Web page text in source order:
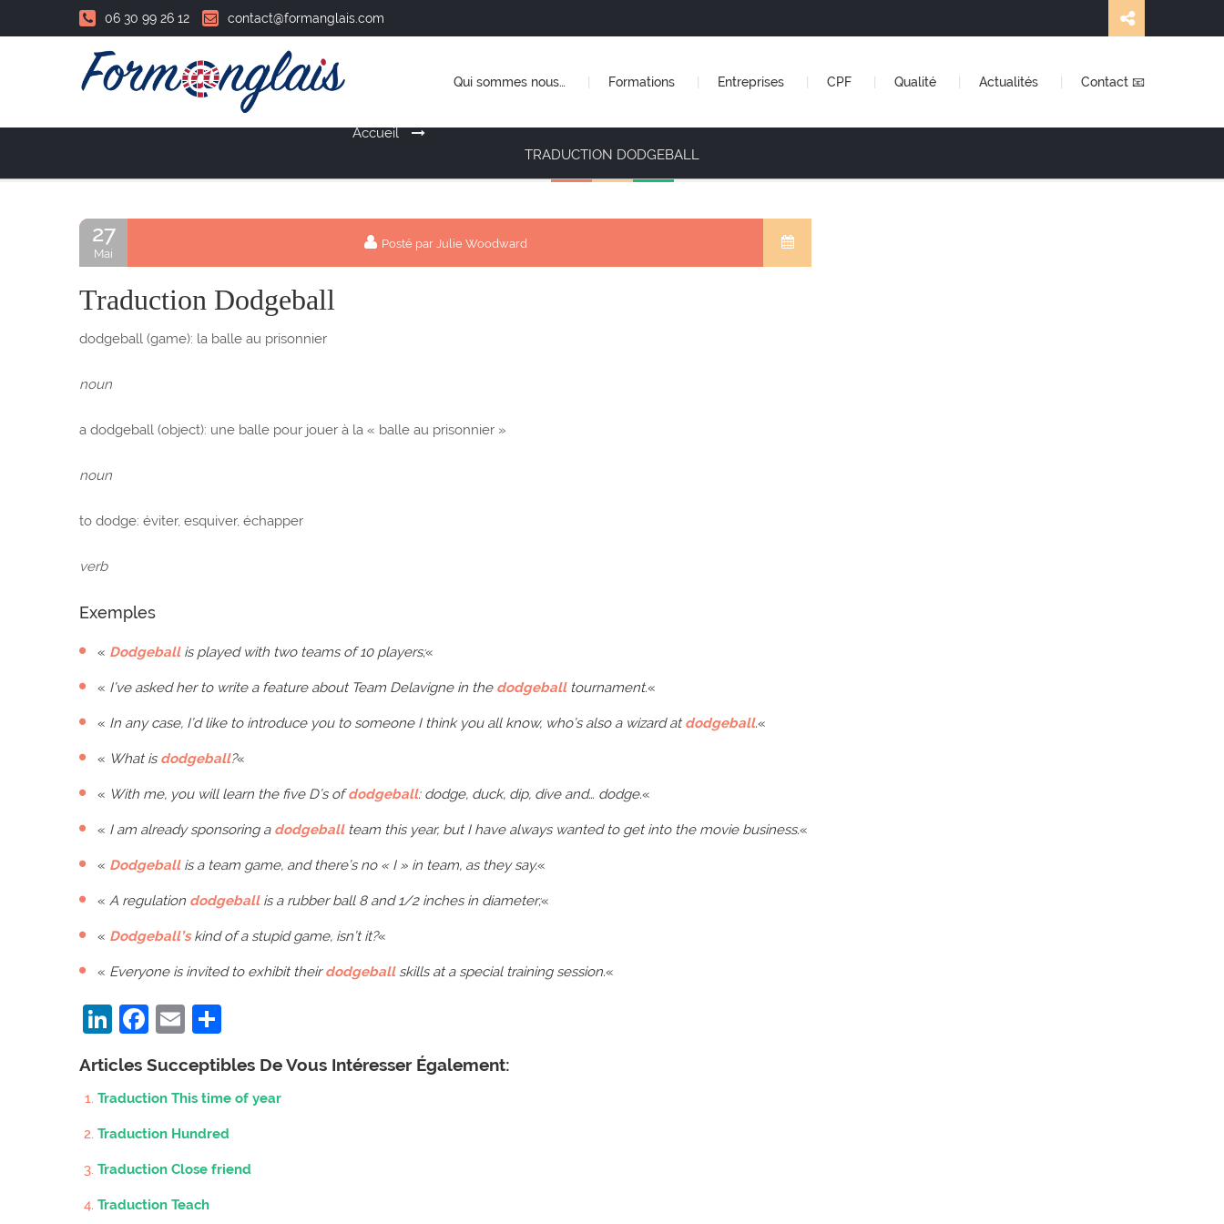
06 30 99 26 12 contact@formanglais.com
Qui sommes nous… Formations Entreprises CPF Qualité Actualités Contact 📧
Accueil
TRADUCTION DODGEBALL
27
Mai
Posté par Julie Woodward
Traduction Dodgeball
dodgeball (game): la balle au prisonnier
noun
a dodgeball (object): une balle pour jouer à la « balle au prisonnier »
noun
to dodge: éviter, esquiver, échapper
verb
Exemples
« Dodgeballis played with two teams of 10 players;«
« I’ve asked her to write a feature about Team Delavigne in the dodgeballtournament.«
« In any case, I’d like to introduce you to someone I think you all know, who’s also a wizard at dodgeball.«
« What is dodgeball?«
« With me, you will learn the five D’s ofdodgeball: dodge, duck, dip, dive and… dodge.«
« I am already sponsoring a dodgeballteam this year, but I have always wanted to get into the movie business.«
« Dodgeballis a team game, and there’s no « I » in team, as they say.«
« A regulation dodgeballis a rubber ball 8 and 1/2 inches in diameter;«
« Dodgeball’skind of a stupid game, isn’t it?«
« Everyone is invited to exhibit theirdodgeballskills at a special training session.«
LinkedIn
Facebook
Email
Articles Succeptibles De Vous Intéresser Également:
Traduction This time of year
Traduction Hundred
Traduction Close friend
Traduction Teach